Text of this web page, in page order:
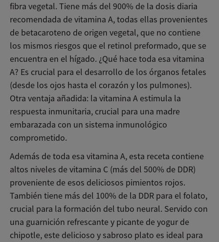
fibra vegetal. Tiene más del 900% de la dosis diaria
recomendada de vitamina A, todas ellas provenientes
de betacaroteno de origen vegetal, que no contiene
los mismos riesgos que el retinol preformado, que se
encuentra en el hígado. ¿Qué hace toda esa vitamina
A? Es crucial para el desarrollo de los órganos fetales
(desde los ojos hasta el corazón y los pulmones).
Otra ventaja añadida: la vitamina A estimula la
respuesta inmunitaria, crucial para una madre
embarazada con un sistema inmunológico
comprometido.
Además de toda esa vitamina A, esta receta contiene
altos niveles de vitamina C (más del 500% de DDR)
proveniente de esos deliciosos pimientos rojos.
También tiene más del 100% de la DDR para el folato,
crucial para la formación del tubo neural. Servido con
una guarnición refrescante y picante de yogur de
chipotle, este delicioso y sabroso plato es ideal para